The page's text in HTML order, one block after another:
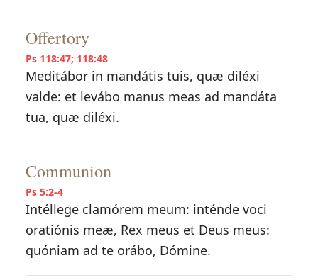
Offertory
Ps 118:47; 118:48
Meditábor in mandátis tuis, quæ diléxi
valde: et levábo manus meas ad mandáta
tua, quæ diléxi.
Communion
Ps 5:2-4
Intéllege clamórem meum: inténde voci
oratiónis meæ, Rex meus et Deus meus:
quóniam ad te orábo, Dómine.